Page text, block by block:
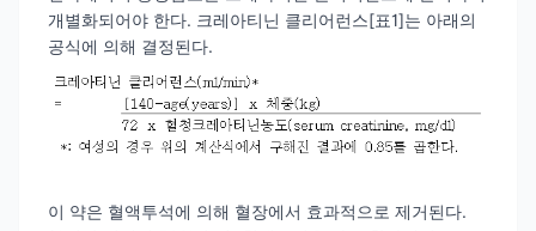
개별화되어야 한다. 크레아티닌 클리어런스[표1]는 아래의
공식에 의해 결정된다.
이 약은 혈액투석에 의해 혈장에서 효과적으로 제거된다.